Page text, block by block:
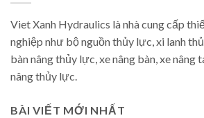
Viet Xanh Hydraulics là nhà cung cấp
nghiệp như bộ nguồn thủy lực, xi lanh
bàn nâng thủy lực, xe nâng bàn, xe nâng
nâng thủy lực.
BÀI VIẾT MỚI NHẤT